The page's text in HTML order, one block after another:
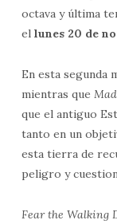
octava y última
ellunes 20 de
En esta segunda
mientras que
que el antiguo
tanto en un
esta tierra de
peligro y
Fear the Walking